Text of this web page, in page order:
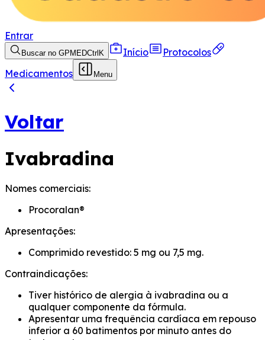
Entrar
Buscar no GPMEDCtrl K Início
Protocolos
Medicamentos
Menu
Voltar
Ivabradina
Nomes comerciais:
Procoralan®
Apresentações:
Comprimido revestido: 5 mg ou 7,5 mg.
Contraindicações:
Tiver histórico de alergia à ivabradina ou a
qualquer componente da fórmula.
Apresentar uma frequência cardíaca em repouso
inferior a 60 batimentos por minuto antes do